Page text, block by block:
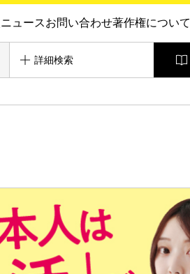
ニュースお問い合わせ著作権について
詳細検索